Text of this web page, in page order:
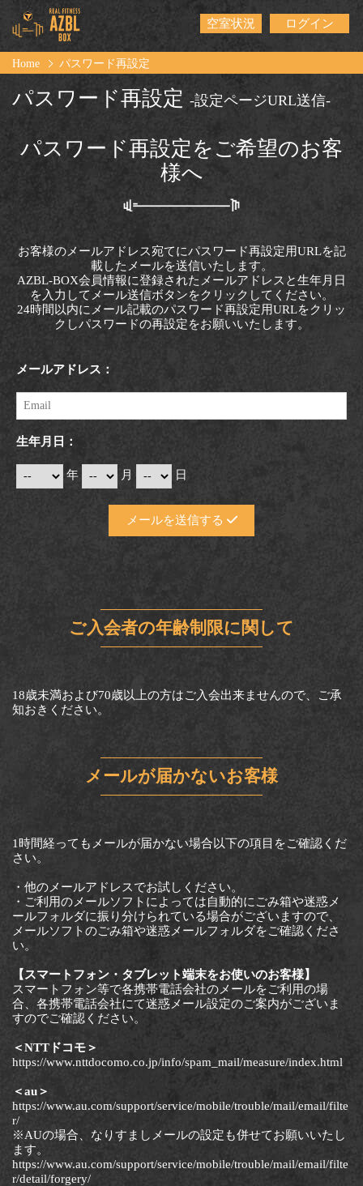
空室状況 ログイン
Home パスワード再設定
パスワード再設定 -設定ページURL送信-
パスワード再設定をご希望のお客
様へ
お客様のメールアドレス宛てにパスワード再設定用URLを記
載したメールを送信いたします。
AZBL-BOX会員情報に登録されたメールアドレスと生年月日
を入力してメール送信ボタンをクリックしてください。
24時間以内にメール記載のパスワード再設定用URLをクリッ
クしパスワードの再設定をお願いいたします。
メールアドレス：
生年月日：
年 月 日
メールを送信する
ご入会者の年齢制限に関して
18歳未満および70歳以上の方はご入会出来ませんので、ご承
知おきください。
メールが届かないお客様
1時間経ってもメールが届かない場合以下の項目をご確認くだ
さい。
・他のメールアドレスでお試しください。
・ご利用のメールソフトによっては自動的にごみ箱や迷惑メ
ールフォルダに振り分けられている場合がございますので、
メールソフトのごみ箱や迷惑メールフォルダをご確認くださ
い。
【スマートフォン・タブレット端末をお使いのお客様】
スマートフォン等で各携帯電話会社のメールをご利用の場
合、各携帯電話会社にて迷惑メール設定のご案内がございま
すのでご確認ください。
＜NTTドコモ＞
https://www.nttdocomo.co.jp/info/spam_mail/measure/index.html
＜au＞
https://www.au.com/support/service/mobile/trouble/mail/email/filte
r/
※AUの場合、なりすましメールの設定も併せてお願いいたし
ます。
https://www.au.com/support/service/mobile/trouble/mail/email/filte
r/detail/forgery/